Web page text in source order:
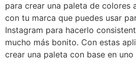
para crear una paleta de colores
con tu marca que puedes usar
Instagram para hacerlo
mucho más bonito. Con estas
crear una paleta con base en